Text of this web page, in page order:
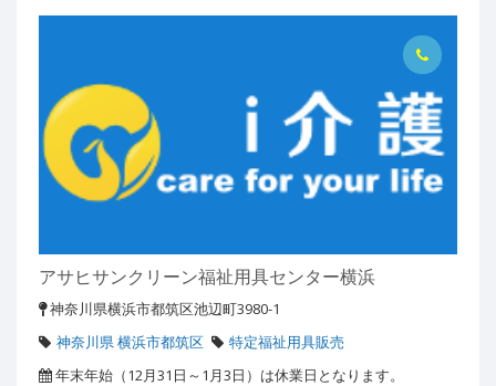
アサヒサンクリーン福祉用具センター横浜
神奈川県横浜市都筑区池辺町3980-1
神奈川県 横浜市都筑区
特定福祉用具販売
年末年始（12月31日～1月3日）は休業日となります。